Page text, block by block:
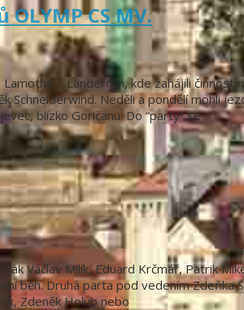
CS MV.
– Landerron, kde zahájili činnost
Schneiderwind. Neděli a pondělí mohli
blízko Goričanu. Do “party” se
Václav Milík, Eduard Krčmář, Patrik
běh. Druhá parta pod vedením Zdeňka
Zdeněk Holub nebo